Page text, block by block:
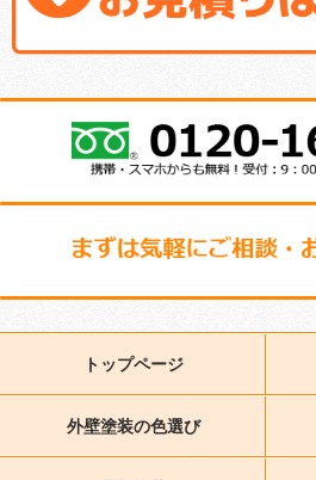
トップページ
外壁塗装の色選び